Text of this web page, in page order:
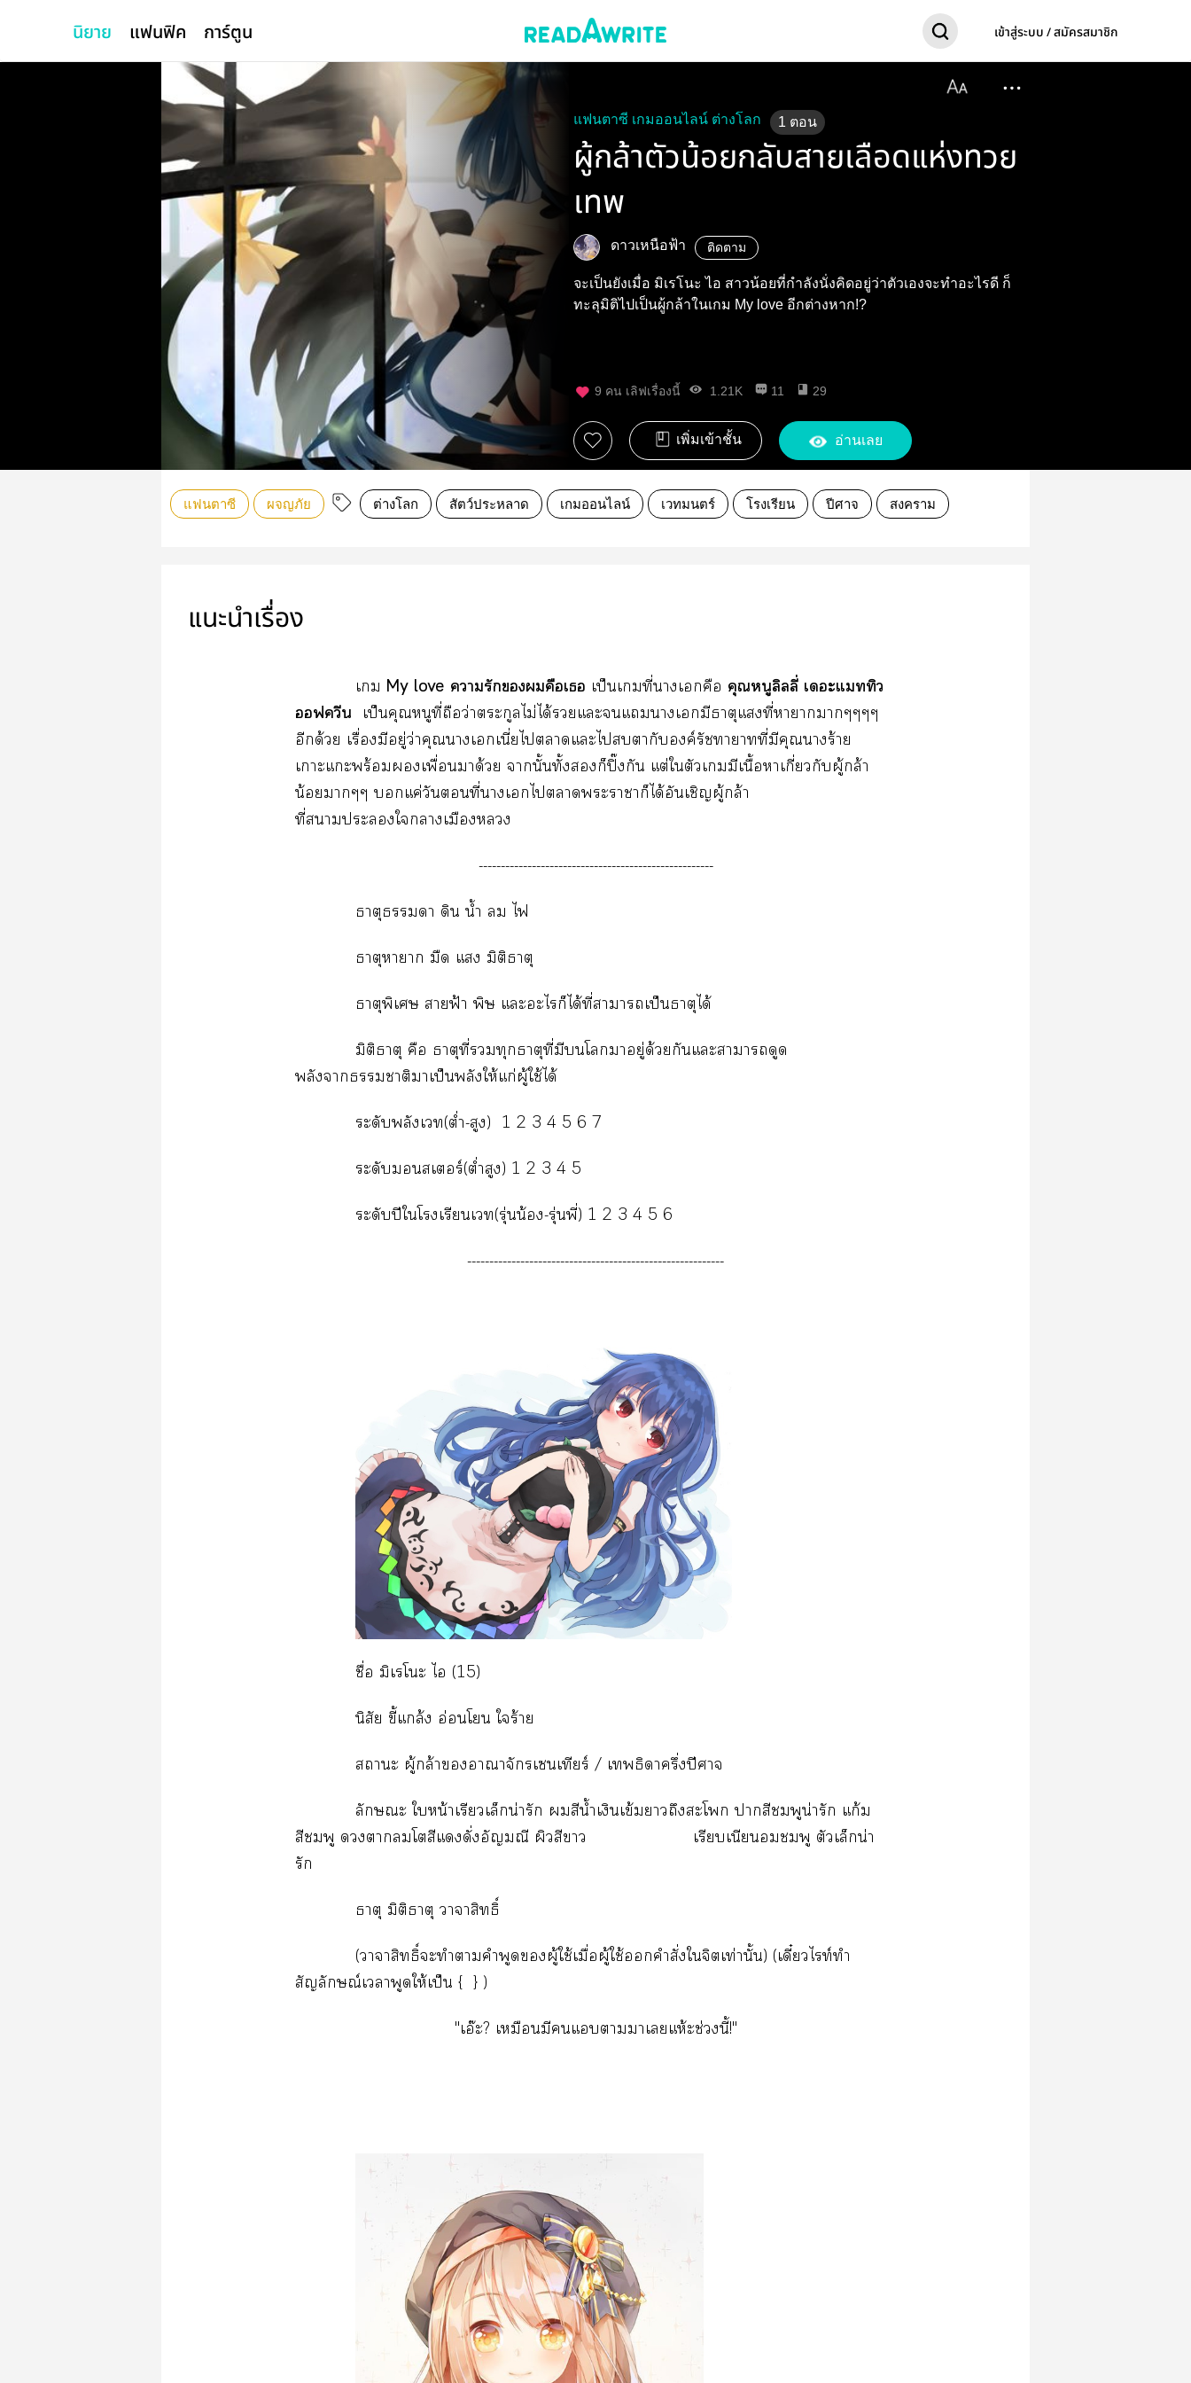
นิยาย แฟนฟิค การ์ตูน เข้าสู่ระบบ / สมัครสมาชิก
แฟนตาซี เกมออนไลน์ ต่างโลก 1 ตอน
ผู้กล้าตัวน้อยกลับสายเลือดแห่งทวย
เทพ
ดาวเหนือฟ้า ติดตาม
จะเป็นยังเมื่อ มิเรโนะ ไอ สาวน้อยที่กำลังนั่งคิดอยู่ว่าตัวเองจะทำอะไรดี ก็
ทะลุมิติไปเป็นผู้กล้าในเกม My love อีกต่างหาก!?
9 คน เลิฟเรื่องนี้ 1.21K 11 29
เพิ่มเข้าชั้น อ่านเลย
แฟนตาซี ผจญภัย ต่างโลก สัตว์ประหลาด เกมออนไลน์ เวทมนตร์ โรงเรียน ปีศาจ สงคราม
แนะนำเรื่อง
เ My love ารักคือเ เป็นเที่าเคือ คุณหนูลิลลี่ เอะแทิว
ฟควีน เป็นคุณหนูที่ถือว่าตระกูลไม่ได้แะแาเอกมีธาตุแที่าาากๆๆๆๆ
อีกด้วย เรื่องมีอยู่ว่าคุณาเเนี่ยไาแะไตากัค์รัชทายาทที่มีคุณาร้าย
เาะแะพร้อมเพื่อนมาด้วย านั้นทั้งก็ปิ๊งกัน แต่ใตัวเมีเนื้อาเกี่ยวกับผู้กล้า
น้อยาๆๆ แค่วันที่าเไาะาาก็ได้อันเชิญผู้กล้า
ที่าะใาเมือง
-----------------------------------------------------
ธาตุา ดิน น้ำ  ไ
ธาตุาาก มืด แ มิติธาตุ
ธาตุพิเศษ าฟ้า พิษ แะะไก็ได้ที่าาเป็นธาตุได้
มิติธาตุ คือ ธาตุที่ทุกธาตุที่มีโาอยู่ด้วยกันแะาาดูด
พลังาาติาเป็นพลังให้แก่ผู้ใช้ได้
ระดับพลังเ(ต่ำ-สูง) 1 2 3 4 5 6 7
ระดับสเอร์(ต่ำสูง) 1 2 3 4 5
ระดับปีใโเรียนเ(รุ่นน้อง-รุ่นพี่) 1 2 3 4 5 6
----------------------------------------------------------
ชื่อ มิเรโะ ไ (15)
นิสัย ขี้แกล้ง อ่อนโ ใร้าย
าะ ผู้กล้าอาณาจักรเเทียร์ / เธิดาครึ่งปีศาจ
ลักษณะ ใหน้าเรียวเล็กน่ารัก สีน้ำเงินเข้มาถึงะโ าสีชมพูน่ารัก แก้ม
สีชมพู าโสีแดั่งอัญมณี ผิวสีา เรียบเนียนชมพู ตัวเล็กน่า
รัก
ธาตุ มิติธาตุ าาสิทธิ์
(าาสิทธิ์ะทำาคำพูดผู้ใช้เมื่อผู้ใช้คำสั่งใจิตเท่านั้น) (เดี๋ยวไท์ทำ
สัญลักษณ์เาพูดให้เป็น { } )
"เอ๊ะ? เหมือนมีแาาเยแห้ะช่วงนี้!"